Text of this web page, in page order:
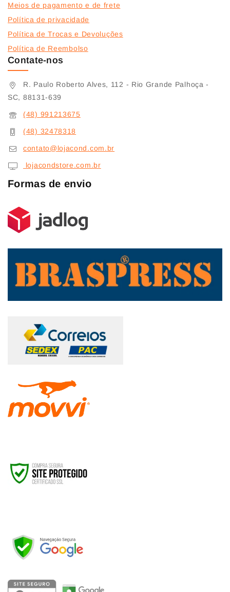
Meios de pagamento e de frete
Política de privacidade
Política de Trocas e Devoluções
Política de Reembolso
Contate-nos
R. Paulo Roberto Alves, 112 - Rio Grande Palhoça -
SC, 88131-639
(48) 991213675
(48) 32478318
contato@lojacond.com.br
lojacondstore.com.br
Formas de envio